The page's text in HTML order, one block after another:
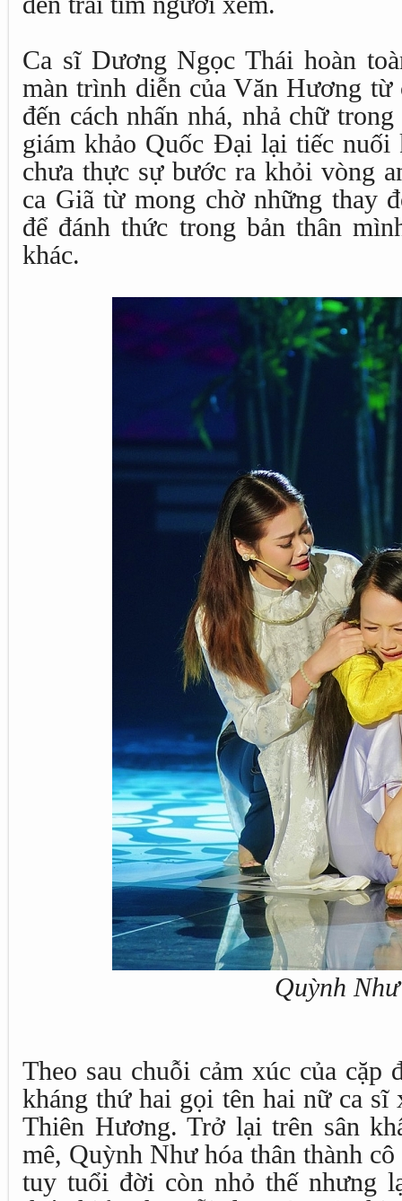
Ca sĩ Dương Ngọc Thái hoàn
màn trình diễn của Văn Hương từ
đến cách nhấn nhá, nhả chữ
giám khảo Quốc Đại lại tiếc nuối
chưa thực sự bước ra khỏi vòng
ca Giã từ mong chờ những thay
để đánh thức trong bản thân
khác.
Quỳnh Như
Theo sau chuỗi cảm xúc của
kháng thứ hai gọi tên hai nữ ca
Thiên Hương. Trở lại trên sân
mê, Quỳnh Như hóa thân thành
tuy tuổi đời còn nhỏ thế nhưng